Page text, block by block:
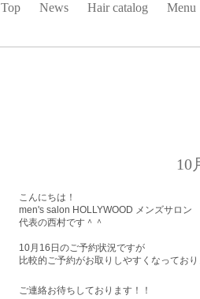
Top News Hair catalog Menu
10
こんにちは！
men's salon HOLLYWOOD メンズサロ
代表の西村です＾＾
10月16 日のご予約状況ですが
比較的ご予約がお取りしやすくなっており
ご連絡お待ちしております！！